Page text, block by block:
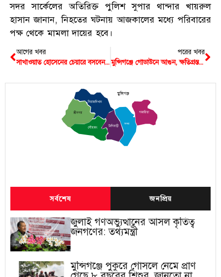
সদর সার্কেলের অতিরিক্ত পুলিশ সুপার থান্দার খায়রুল
হাসান জানান, নিহতের ঘটনায় আজকালের মধ্যে পরিবারের
পক্ষ থেকে মামলা দায়ের হবে।
আগের খবর
সাখাওয়াত হোসেনের চেয়ারে বসবেন মুন্সিগঞ্জের জাহাঙ্গীর আলম
পরের খবর
মুন্সিগঞ্জে গোডাউনে আগুন, ক্ষতিগ্রস্ত দুইশো মণ পাট
শ্রীনগর
সিরাজদিখান
টংগিবাড়ী
সদর
গজারিয়া
লৌহজং
মুন্সিগঞ্জ
সর্বশেষ জনপ্রিয়
জুলাই গণঅভ্যুত্থানের আসল কৃতিত্ব
জনগণের: তথ্যমন্ত্রী
মুন্সিগঞ্জে পুকুরে গোসলে নেমে প্রাণ